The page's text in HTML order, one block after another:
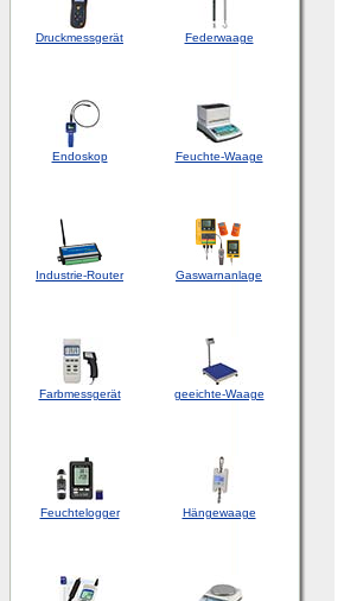
Druckmessgerät Federwaage
Endoskop Feuchte-Waage
Industrie-Router Gaswarnanlage
Farbmessgerät geeichte-Waage
Feuchtelogger Hängewaage